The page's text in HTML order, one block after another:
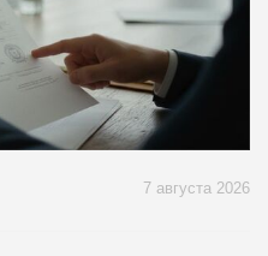
7 августа 2026